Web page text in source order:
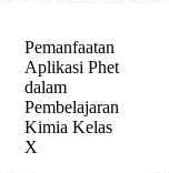
Pemanfaatan
Aplikasi Phet
dalam
Pembelajaran
Kimia Kelas
X